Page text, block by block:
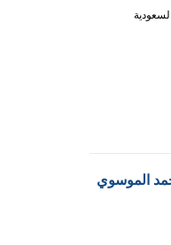
الموسوي